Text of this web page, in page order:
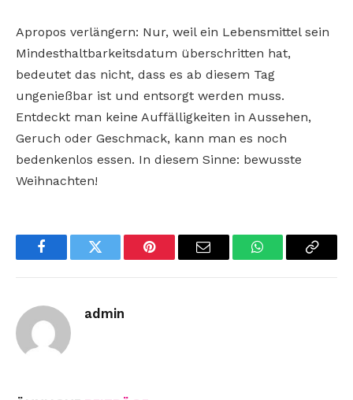
Apropos verlängern: Nur, weil ein Lebensmittel sein
Mindesthaltbarkeitsdatum überschritten hat,
bedeutet das nicht, dass es ab diesem Tag
ungenießbar ist und entsorgt werden muss.
Entdeckt man keine Auffälligkeiten in Aussehen,
Geruch oder Geschmack, kann man es noch
bedenkenlos essen. In diesem Sinne: bewusste
Weihnachten!
FacebookTwitter Pinterest Email WhatsAppCopy
admin